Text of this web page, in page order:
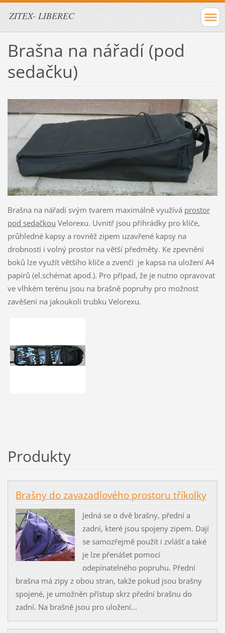
ZITEX- LIBEREC
Brašna na nářadí (pod
sedačku)
Brašna na nářadí svým tvarem maximálně využívá prostor
pod sedačkou Velorexu. Uvnitř jsou přihrádky pro klíče,
průhledné kapsy a rovněž zipem uzavřené kapsy na
drobnosti i volný prostor na větší předměty. Ke zpevnění
boků lze využít většího klíče a zvenčí je kapsa na uložení A4
papírů (el.schémat apod.). Pro případ, že je nutno opravovat
ve vlhkém terénu jsou na brašně popruhy pro možnost
zavěšení na jakoukoli trubku Velorexu.
Produkty
Brašny do zavazadlového prostoru tříkolky
Jedná se o dvě brašny, přední a
zadní, které jsou spojeny zipem. Dají
se samozřejmě použít i zvlášť a také
je lze přenášet pomocí
odepínatelného popruhu. Přední
brašna má zipy z obou stran, takže pokud jsou brašny
spojené, je umožněn přístup skrz přední brašnu do
zadní. Na brašně jsou pro uložení...